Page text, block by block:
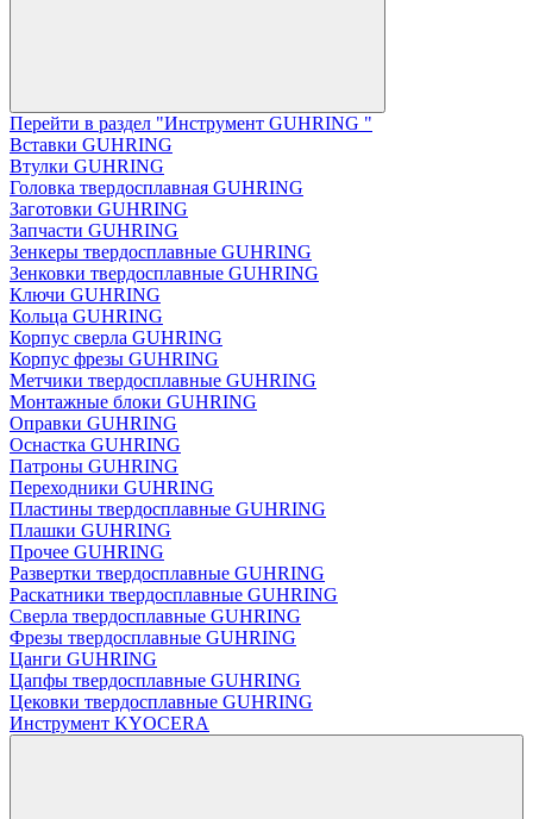
Перейти в раздел "Инструмент GUHRING "
Вставки GUHRING
Втулки GUHRING
Головка твердосплавная GUHRING
Заготовки GUHRING
Запчасти GUHRING
Зенкеры твердосплавные GUHRING
Зенковки твердосплавные GUHRING
Ключи GUHRING
Кольца GUHRING
Корпус сверла GUHRING
Корпус фрезы GUHRING
Метчики твердосплавные GUHRING
Монтажные блоки GUHRING
Оправки GUHRING
Оснастка GUHRING
Патроны GUHRING
Переходники GUHRING
Пластины твердосплавные GUHRING
Плашки GUHRING
Прочее GUHRING
Развертки твердосплавные GUHRING
Раскатники твердосплавные GUHRING
Сверла твердосплавные GUHRING
Фрезы твердосплавные GUHRING
Цанги GUHRING
Цапфы твердосплавные GUHRING
Цековки твердосплавные GUHRING
Инструмент KYOCERA